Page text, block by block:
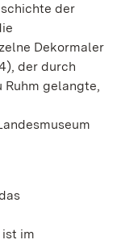
der
Dekormaler
der durch
Ruhm gelangte,
ist im